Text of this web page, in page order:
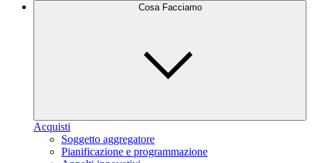
Cosa Facciamo
Acquisti
Soggetto aggregatore
Pianificazione e programmazione